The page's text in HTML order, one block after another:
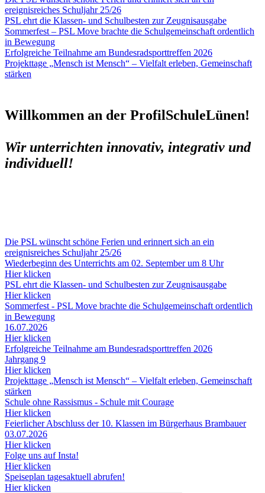
ereignisreiches Schuljahr 25/26
PSL ehrt die Klassen- und Schulbesten zur Zeugnisausgabe
Sommerfest – PSL Move brachte die Schulgemeinschaft ordentlich
in Bewegung
Erfolgreiche Teilnahme am Bundesradsporttreffen 2026
Projekttage „Mensch ist Mensch“ – Vielfalt erleben, Gemeinschaft
stärken
Willkommen an der ProfilSchuleLünen!
Wir unterrichten innovativ, integrativ und
individuell!
Die PSL wünscht schöne Ferien und erinnert sich an ein
ereignisreiches Schuljahr 25/26
Wiederbeginn des Unterrichts am 02. September um 8 Uhr
Hier klicken
PSL ehrt die Klassen- und Schulbesten zur Zeugnisausgabe
Hier klicken
Sommerfest - PSL Move brachte die Schulgemeinschaft ordentlich
in Bewegung
16.07.2026
Hier klicken
Erfolgreiche Teilnahme am Bundesradsporttreffen 2026
Jahrgang 9
Hier klicken
Projekttage „Mensch ist Mensch“ – Vielfalt erleben, Gemeinschaft
stärken
Schule ohne Rassismus - Schule mit Courage
Hier klicken
Feierlicher Abschluss der 10. Klassen im Bürgerhaus Brambauer
03.07.2026
Hier klicken
Folge uns auf Insta!
Hier klicken
Speiseplan tagesaktuell abrufen!
Hier klicken